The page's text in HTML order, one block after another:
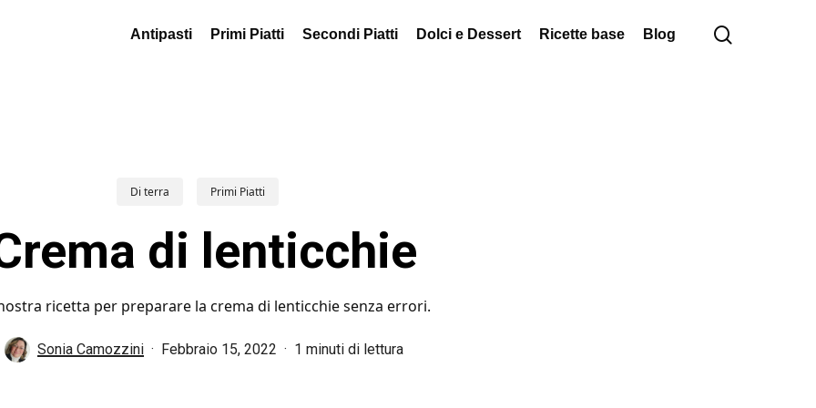
Antipasti Primi Piatti Secondi Piatti Dolci e Dessert Ricette base Blog
Di terra Primi Piatti
di lenticchie
ricetta per preparare la crema di lenticchie senza errori.
Sonia Camozzini Febbraio 15, 2022 1 minuti di lettura